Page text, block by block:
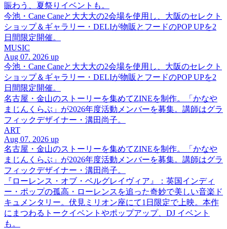
賑わう、夏祭りイベントも。
今池・Cane Caneと大大大の2会場を使用し、大阪のセレクト
ショップ＆ギャラリー・DELIが物販とフードのPOP UPを2
日間限定開催。
MUSIC
Aug 07. 2026 up
今池・Cane Caneと大大大の2会場を使用し、大阪のセレクト
ショップ＆ギャラリー・DELIが物販とフードのPOP UPを2
日間限定開催。
名古屋・金山のストーリーを集めてZINEを制作。「かなや
まじんくらぶ」が2026年度活動メンバーを募集。講師はグラ
フィックデザイナー・溝田尚子。
ART
Aug 07. 2026 up
名古屋・金山のストーリーを集めてZINEを制作。「かなや
まじんくらぶ」が2026年度活動メンバーを募集。講師はグラ
フィックデザイナー・溝田尚子。
『ローレンス・オブ・ベルグレイヴィア』：英国インディ
ー・ポップの孤高・ローレンスを追った奇妙で美しい音楽ド
キュメンタリー。伏見ミリオン座にて1日限定で上映。本作
にまつわるトークイベントやポップアップ、DJ イベント
も。